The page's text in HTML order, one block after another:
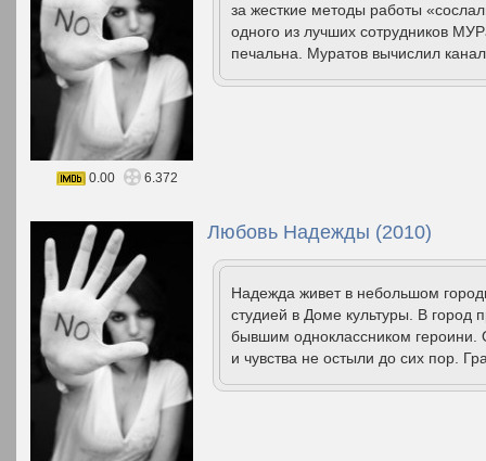
за жесткие методы работы
одного из лучших сотрудников
печальна. Муратов вычислил
0.00 6.372
Любовь Надежды (2010)
Надежда живет в небольшом
студией в Доме культуры. В город
бывшим одноклассником
и чувства не остыли до сих пор.